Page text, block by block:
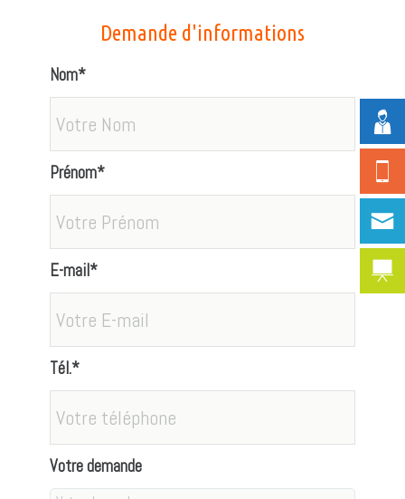
Demande d'informations
Nom*
Prénom*
E-mail*
Tél.*
Votre demande